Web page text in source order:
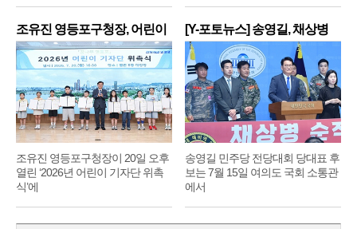
조유진 영등포구청장, 어린이
기
조유진 영등포구청장이 20일 오후
열린 ‘2026년 어린이 기자단 위촉
식’에
[Y-포토뉴스] 송영길, 채상병
순
송영길 민주당 전당대회 당대표 후
보는 7월 15일 여의도 국회 소통관
에서